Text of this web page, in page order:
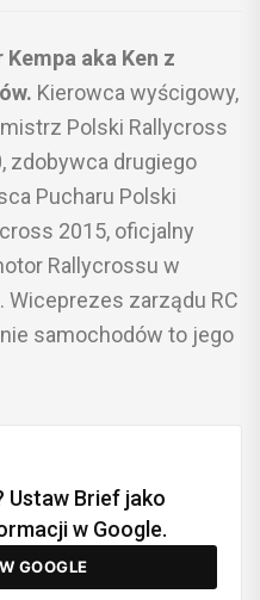
Kempa aka Ken z
Kierowca wyścigowy,
Polski Rallycross
zdobywca drugiego
Pucharu Polski
2015, oficjalny
Rallycrossu w
Wiceprezes zarządu RC
samochodów to jego
Ustaw Brief jako
w Google.
GOOGLE